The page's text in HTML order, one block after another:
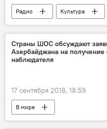
Радио Культура
Страны ШОС обсуждают
Азербайджана на получение
наблюдателя
17 сентября 2018, 18:59
В мире